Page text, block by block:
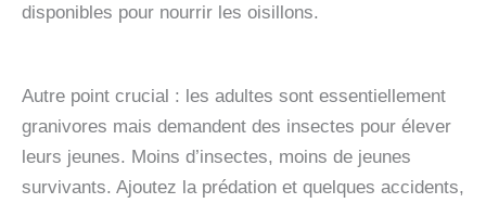
disponibles pour nourrir les oisillons.
Autre point crucial : les adultes sont essentiellement
granivores mais demandent des insectes pour élever
leurs jeunes. Moins d’insectes, moins de jeunes
survivants. Ajoutez la prédation et quelques accidents,